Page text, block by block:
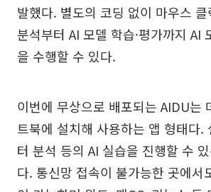
발했다. 별도의 코딩 없이 마우스
분석부터 AI 모델 학습·평가까지 AI
을 수행할 수 있다.
이번에 무상으로 배포되는 AIDU는
트북에 설치해 사용하는 앱 형태다.
터 분석 등의 AI 실습을 진행할 수
다. 통신망 접속이 불가능한 곳에서